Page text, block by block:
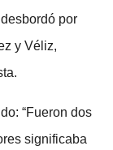
por
y Véliz,
“Fueron dos
significaba